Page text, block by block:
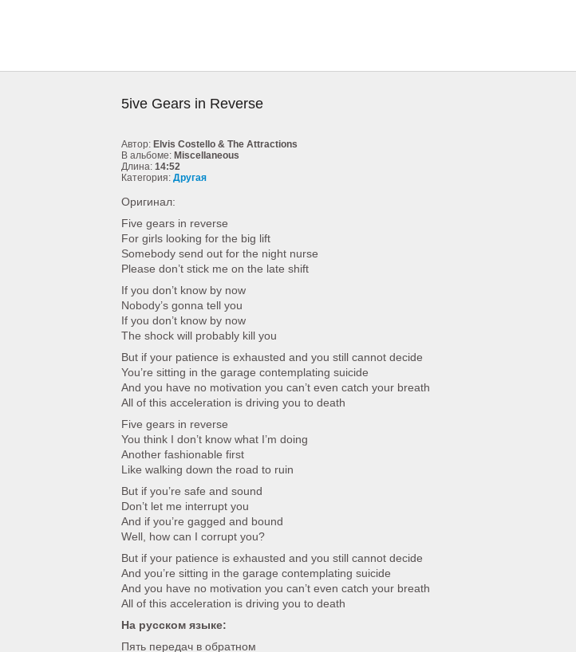
5ive Gears in Reverse
Автор: Elvis Costello & The Attractions
В альбоме: Miscellaneous
Длина: 14:52
Категория: Другая
Оригинал:
Five gears in reverse
For girls looking for the big lift
Somebody send out for the night nurse
Please don’t stick me on the late shift
If you don’t know by now
Nobody’s gonna tell you
If you don’t know by now
The shock will probably kill you
But if your patience is exhausted and you still cannot decide
You’re sitting in the garage contemplating suicide
And you have no motivation you can’t even catch your breath
All of this acceleration is driving you to death
Five gears in reverse
You think I don’t know what I’m doing
Another fashionable first
Like walking down the road to ruin
But if you’re safe and sound
Don’t let me interrupt you
And if you’re gagged and bound
Well, how can I corrupt you?
But if your patience is exhausted and you still cannot decide
And you’re sitting in the garage contemplating suicide
And you have no motivation you can’t even catch your breath
All of this acceleration is driving you to death
На русском языке:
Пять передач в обратном